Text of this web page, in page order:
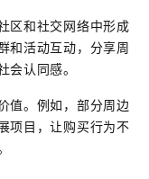
区和社交网络中形成
和活动互动，分享周
认同感。
值。例如，部分周边
项目，让购买行为不